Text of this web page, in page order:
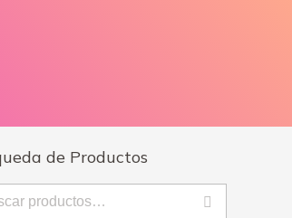
de Productos